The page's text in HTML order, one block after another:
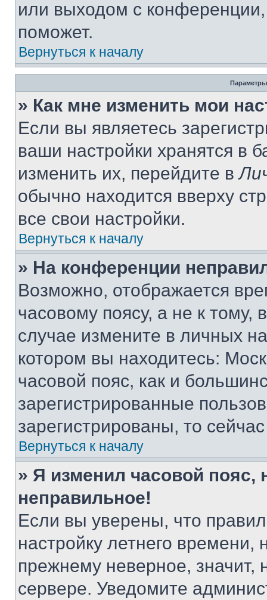
или выходом с
поможет.
Вернуться к началу
Параметры
» Как мне изменить мои
Если вы являетесь
ваши настройки хранятся в
изменить их, перейдите в
обычно находится вверху
все свои настройки.
Вернуться к началу
» На конференции
Возможно, отображается
часовому поясу, а не к тому,
случае измените в личных
котором вы находитесь:
часовой пояс, как и
зарегистрированные
зарегистрированы, то
Вернуться к началу
» Я изменил часовой пояс,
неправильное!
Если вы уверены, что
настройку летнего
прежнему неверное, значит,
сервере. Уведомите